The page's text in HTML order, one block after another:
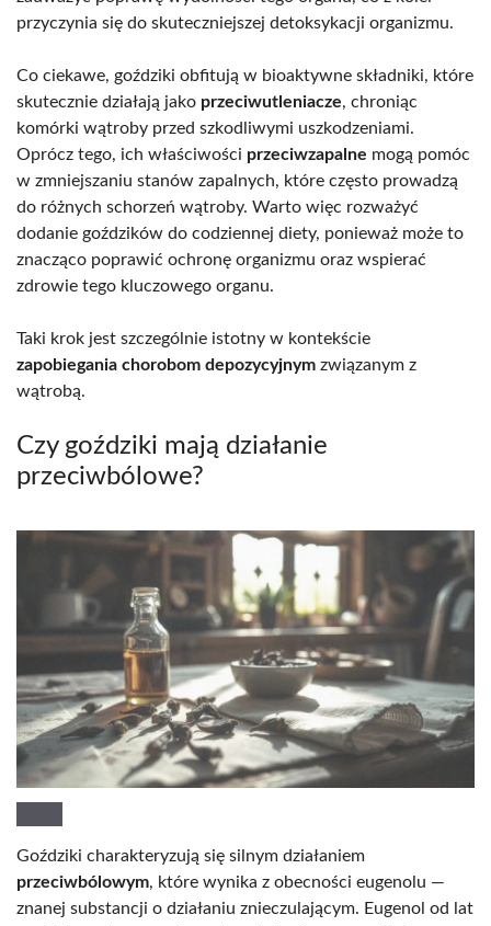
przyczynia się do skuteczniejszej detoksykacji organizmu.
Co ciekawe, goździki obfitują w bioaktywne składniki, które
skutecznie działają jako przeciwutleniacze, chroniąc
komórki wątroby przed szkodliwymi uszkodzeniami.
Oprócz tego, ich właściwości przeciwzapalne mogą pomóc
w zmniejszaniu stanów zapalnych, które często prowadzą
do różnych schorzeń wątroby. Warto więc rozważyć
dodanie goździków do codziennej diety, ponieważ może to
znacząco poprawić ochronę organizmu oraz wspierać
zdrowie tego kluczowego organu.
Taki krok jest szczególnie istotny w kontekście
zapobiegania chorobom depozycyjnym związanym z
wątrobą.
Czy goździki mają działanie
przeciwbólowe?
Goździki charakteryzują się silnym działaniem
przeciwbólowym, które wynika z obecności eugenolu —
znanej substancji o działaniu znieczulającym. Eugenol od lat